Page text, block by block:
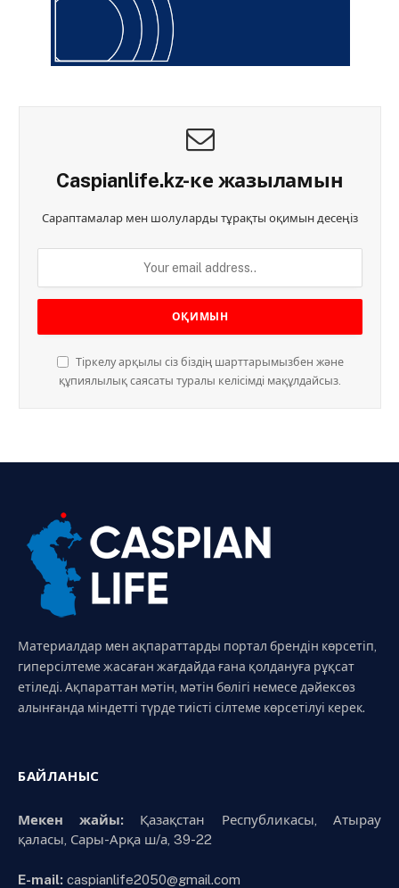
Caspianlife.kz-ке жазыламын
Сараптамалар мен шолуларды тұрақты оқимын десеңіз
Тіркелу арқылы сіз біздің шарттарымызбен және
құпиялылық саясаты туралы келісімді мақұлдайсыз.
Материалдар мен ақпараттарды портал брендін көрсетіп,
гиперсілтеме жасаған жағдайда ғана қолдануға рұқсат
етіледі. Ақпараттан мәтін, мәтін бөлігі немесе дәйексөз
алынғанда міндетті түрде тиісті сілтеме көрсетілуі керек.
БАЙЛАНЫС
Мекен жайы:Қазақстан Республикасы, Атырау
қаласы, Сары-Арқа ш/а, 39-22
E-mail: caspianlife2050@gmail.com